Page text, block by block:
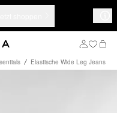
Elastische Wide Leg Jeans